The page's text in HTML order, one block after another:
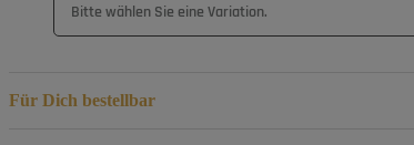
Bitte wählen Sie eine Variation.
Für Dich bestellbar